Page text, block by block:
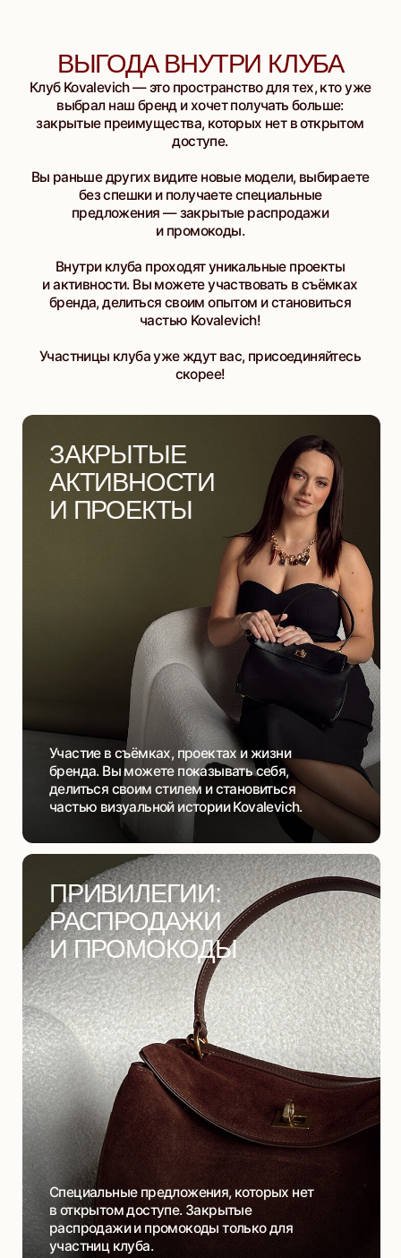
ЗАКРЫТЫЕ
И ПРОЕКТЫ
Участие в съёмках, проектах и жизни
бренда. Вы можете показывать себя,
делиться своим стилем и становиться
частью визуальной истории Kovalevich.
ПРИВИЛЕГИИ:
РАСПРОДАЖИ
И ПРОМОКОДЫ
Специальные предложения, которых нет
в открытом доступе. Закрытые
распродажи и промокоды только для
участниц клуба.
РАННИЙ ДОСТУП
К БУДУЩИМ
МОДЕЛЯМ
доступе.
Вы раньше других видите новые модели, выбираете
без спешки и получаете специальные
предложения — закрытые распродажи
и промокоды.
и активности. Вы можете участвовать в съёмках
бренда, делиться своим опытом и становиться
частью Kovalevich!
Участницы клуба уже ждут вас, присоединяйтесь